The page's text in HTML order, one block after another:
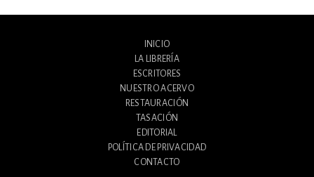
INICIO
LA LIBRERÍA
ESCRITORES
NUESTRO ACERVO
RESTAURACIÓN
TASACIÓN
EDITORIAL
POLÍTICA DE PRIVACIDAD
CONTACTO